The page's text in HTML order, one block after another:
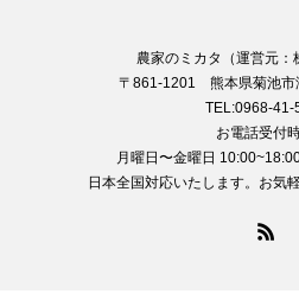
農家のミカタ（運営元：
〒861-1201 熊本県菊池市
TEL:0968-41-
お電話受付
月曜日〜金曜日
日本全国対応いたします。お気